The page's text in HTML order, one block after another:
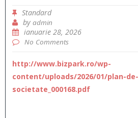
Standard
by admin
ianuarie 28, 2026
No Comments
http://www.bizpark.ro/wp-
content/uploads/2026/01/plan-
societate_000168.pdf